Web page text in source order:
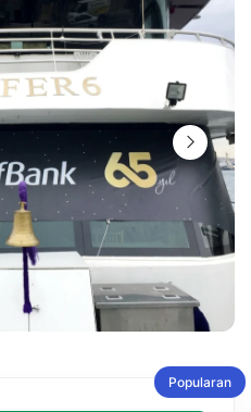
Popularan